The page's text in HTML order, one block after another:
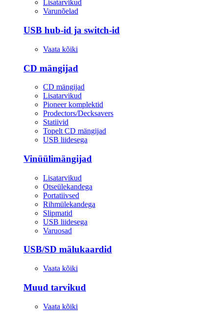
Lisatarvikud
Varunõelad
USB hub-id ja switch-id
Vaata kõiki
CD mängijad
CD mängijad
Lisatarvikud
Pioneer komplektid
Prodectors/Decksavers
Statiivid
Topelt CD mängijad
USB liidesega
Vinüülimängijad
Lisatarvikud
Otseülekandega
Portatiivsed
Rihmülekandega
Slipmatid
USB liidesega
Varuosad
USB/SD mälukaardid
Vaata kõiki
Muud tarvikud
Vaata kõiki